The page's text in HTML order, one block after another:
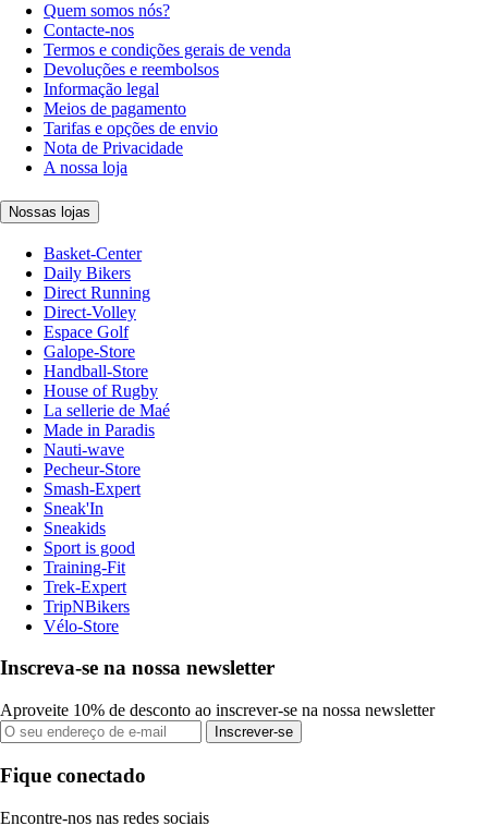
Quem somos nós?
Contacte-nos
Termos e condições gerais de venda
Devoluções e reembolsos
Informação legal
Meios de pagamento
Tarifas e opções de envio
Nota de Privacidade
A nossa loja
Nossas lojas
Basket-Center
Daily Bikers
Direct Running
Direct-Volley
Espace Golf
Galope-Store
Handball-Store
House of Rugby
La sellerie de Maé
Made in Paradis
Nauti-wave
Pecheur-Store
Smash-Expert
Sneak'In
Sneakids
Sport is good
Training-Fit
Trek-Expert
TripNBikers
Vélo-Store
Inscreva-se na nossa newsletter
Aproveite 10% de desconto ao inscrever-se na nossa newsletter
Inscrever-se
Fique conectado
Encontre-nos nas redes sociais